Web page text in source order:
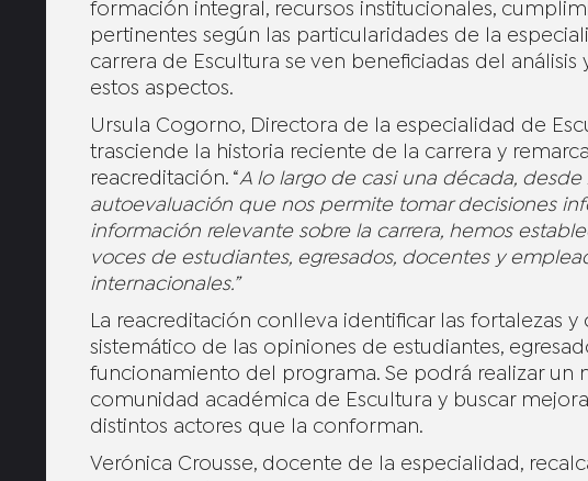
formación integral, recursos institucionales,
pertinentes según las particularidades de la
carrera de Escultura se ven beneficiadas del
estos aspectos.
Ursula Cogorno, Directora de la especialidad de
trasciende la historia reciente de la carrera y
reacreditación. “A lo largo de casi una década,
autoevaluación que nos permite tomar decisiones
información relevante sobre la carrera, hemos
voces de estudiantes, egresados, docentes y
internacionales.”
La reacreditación conlleva identificar las fortalezas
sistemático de las opiniones de estudiantes,
funcionamiento del programa. Se podrá realizar
comunidad académica de Escultura y buscar
distintos actores que la conforman.
Verónica Crousse, docente de la especialidad,